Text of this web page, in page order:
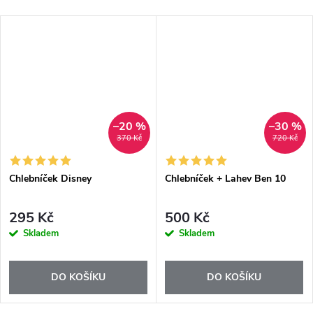
370 Kč
–20 %
Chlebníček Disney
295 Kč
Skladem
DO KOŠÍKU
720 Kč
–30 %
Chlebníček + Lahev Ben 10
500 Kč
Skladem
DO KOŠÍKU